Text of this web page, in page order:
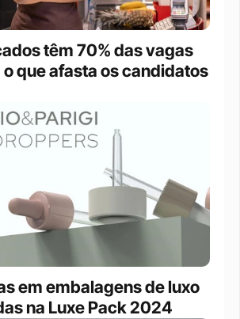
têm 70% das vagas
que afasta os candidatos
em embalagens de luxo
na Luxe Pack 2024